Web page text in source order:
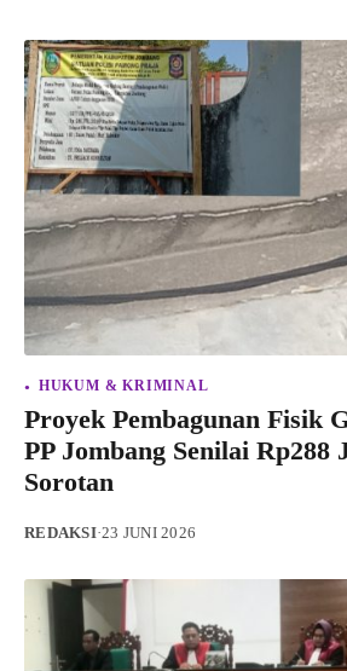
HUKUM & KRIMINAL
Proyek Pembagunan Fisik
PP Jombang Senilai Rp288
Sorotan
REDAKSI·23 JUNI 2026